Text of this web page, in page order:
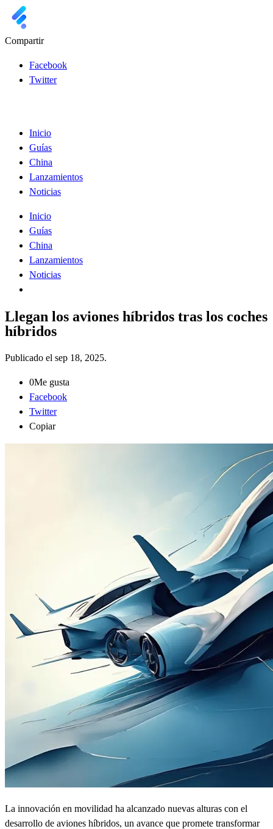
Compartir
Facebook
Twitter
Inicio
Guías
China
Lanzamientos
Noticias
Inicio
Guías
China
Lanzamientos
Noticias
Llegan los aviones híbridos tras los coches
híbridos
Publicado el sep 18, 2025.
0Me gusta
Facebook
Twitter
Copiar
La innovación en movilidad ha alcanzado nuevas alturas con el
desarrollo de aviones híbridos, un avance que promete transformar